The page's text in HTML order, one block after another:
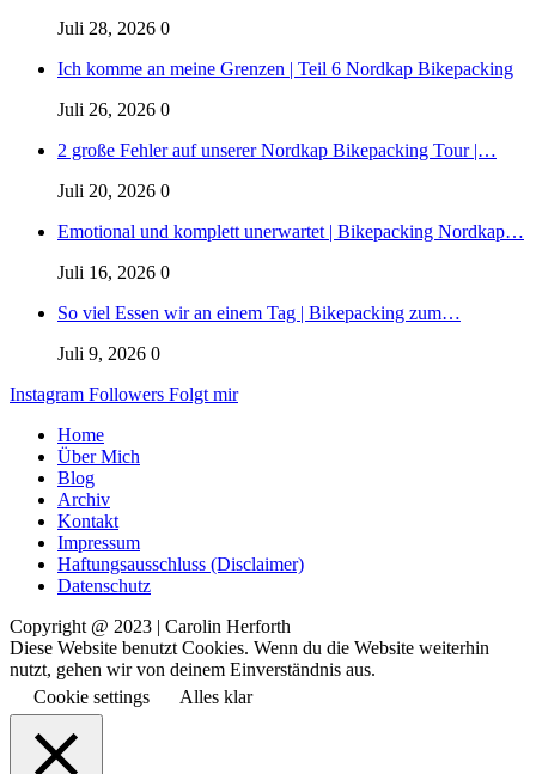
Juli 28, 2026 0
Ich komme an meine Grenzen | Teil 6 Nordkap Bikepacking
Juli 26, 2026 0
2 große Fehler auf unserer Nordkap Bikepacking Tour |…
Juli 20, 2026 0
Emotional und komplett unerwartet | Bikepacking Nordkap…
Juli 16, 2026 0
So viel Essen wir an einem Tag | Bikepacking zum…
Juli 9, 2026 0
Instagram Followers Folgt mir
Home
Über Mich
Blog
Archiv
Kontakt
Impressum
Haftungsausschluss (Disclaimer)
Datenschutz
Copyright @ 2023 | Carolin Herforth
Diese Website benutzt Cookies. Wenn du die Website weiterhin
nutzt, gehen wir von deinem Einverständnis aus.
Cookie settings
Alles klar